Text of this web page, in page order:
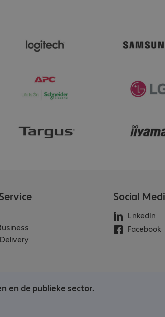
Social
LinkedIn
Facebook
en de publieke sector.